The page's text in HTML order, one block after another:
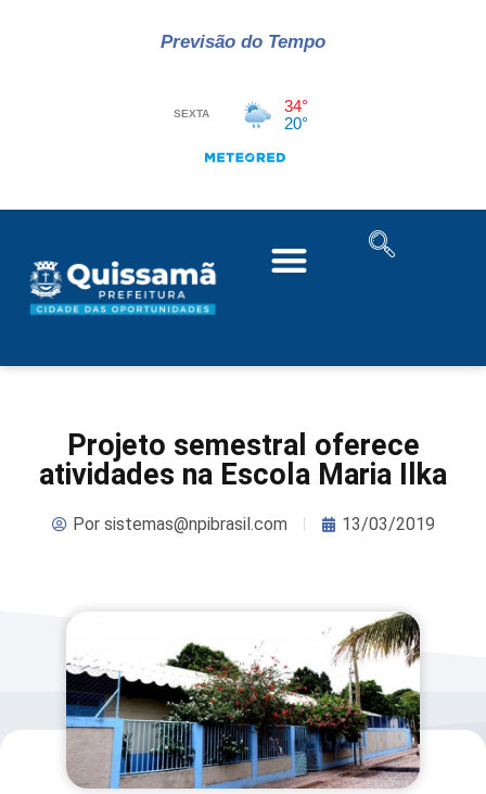
Previsão do Tempo
Projeto semestral oferece
atividades na Escola Maria Ilka
Porsistemas@npibrasil.com 13/03/2019